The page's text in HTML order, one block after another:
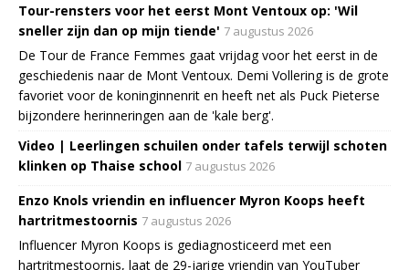
Tour-rensters voor het eerst Mont Ventoux op: 'Wil
sneller zijn dan op mijn tiende' 7 augustus 2026
De Tour de France Femmes gaat vrijdag voor het eerst in de
geschiedenis naar de Mont Ventoux. Demi Vollering is de grote
favoriet voor de koninginnenrit en heeft net als Puck Pieterse
bijzondere herinneringen aan de 'kale berg'.
Video | Leerlingen schuilen onder tafels terwijl schoten
klinken op Thaise school 7 augustus 2026
Enzo Knols vriendin en influencer Myron Koops heeft
hartritmestoornis 7 augustus 2026
Influencer Myron Koops is gediagnosticeerd met een
hartritmestoornis, laat de 29-jarige vriendin van YouTuber